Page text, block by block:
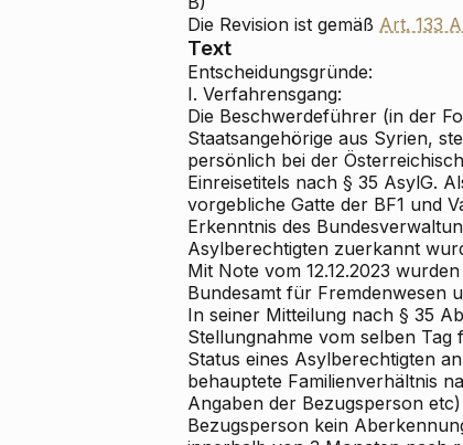
Die Revision ist gemäß Art. 133
Text
Entscheidungsgründe:
I. Verfahrensgang:
Die Beschwerdeführer (in der
Staatsangehörige aus Syrien,
persönlich bei der
Einreisetitels nach § 35 AsylG.
vorgebliche Gatte der BF1 und
Erkenntnis des
Asylberechtigten zuerkannt
Mit Note vom 12.12.2023
Bundesamt für Fremdenwesen
In seiner Mitteilung nach § 35
Stellungnahme vom selben Tag
Status eines Asylberechtigten
behauptete Familienverhältnis
Angaben der Bezugsperson
Bezugsperson kein